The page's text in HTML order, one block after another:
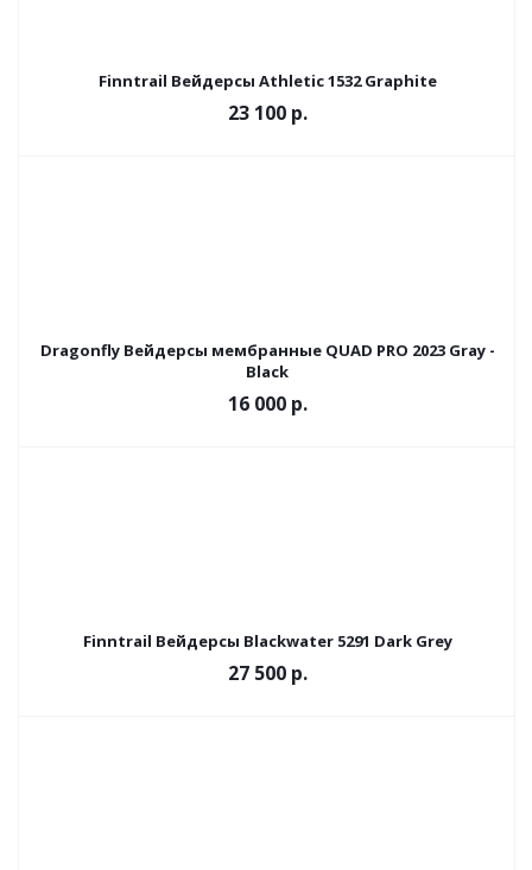
Finntrail Вейдерсы Athletic 1532 Graphite
23 100 р.
Dragonfly Вейдерсы мембранные QUAD PRO 2023 Gray -
Black
16 000 р.
Finntrail Вейдерсы Blackwater 5291 Dark Grey
27 500 р.